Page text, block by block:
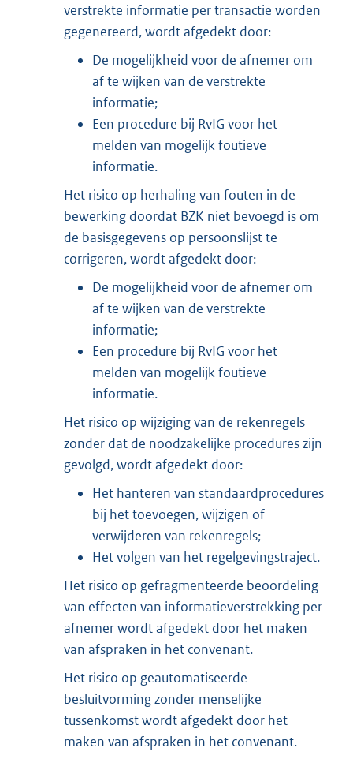
verstrekte informatie per transactie worden
gegenereerd, wordt afgedekt door:
De mogelijkheid voor de afnemer om
af te wijken van de verstrekte
informatie;
Een procedure bij RvIG voor het
melden van mogelijk foutieve
informatie.
Het risico op herhaling van fouten in de
bewerking doordat BZK niet bevoegd is om
de basisgegevens op persoonslijst te
corrigeren, wordt afgedekt door:
De mogelijkheid voor de afnemer om
af te wijken van de verstrekte
informatie;
Een procedure bij RvIG voor het
melden van mogelijk foutieve
informatie.
Het risico op wijziging van de rekenregels
zonder dat de noodzakelijke procedures zijn
gevolgd, wordt afgedekt door:
Het hanteren van standaardprocedures
bij het toevoegen, wijzigen of
verwijderen van rekenregels;
Het volgen van het regelgevingstraject.
Het risico op gefragmenteerde beoordeling
van effecten van informatieverstrekking per
afnemer wordt afgedekt door het maken
van afspraken in het convenant.
Het risico op geautomatiseerde
besluitvorming zonder menselijke
tussenkomst wordt afgedekt door het
maken van afspraken in het convenant.